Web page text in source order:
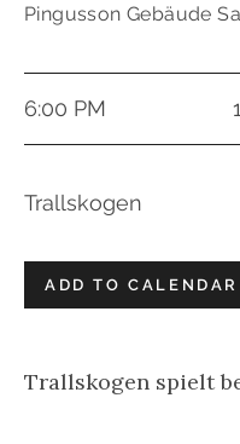
Pingusson Gebäude
6:00 PM
Trallskogen
ADD TO CALENDAR
Trallskogen spielt